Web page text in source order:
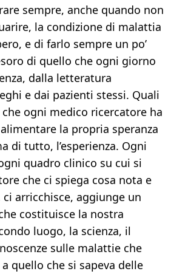
sempre, anche quando non
la condizione di malattia
e di farlo sempre un po’
di quello che ogni giorno
dalla letteratura
e dai pazienti stessi. Quali
ogni medico ricercatore ha
la propria speranza
di tutto, l’esperienza. Ogni
quadro clinico su cui si
che ci spiega cosa nota e
arricchisce, aggiunge un
costituisce la nostra
luogo, la scienza, il
sulle malattie che
quello che si sapeva delle